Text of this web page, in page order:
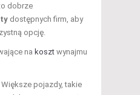
dobrze
dostępnych firm, aby
opcję.
na koszt wynajmu
pojazdy, takie